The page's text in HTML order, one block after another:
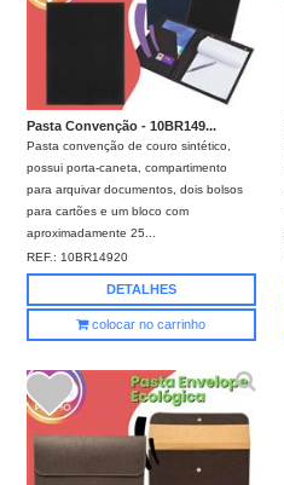
Pasta Convenção - 10BR149...
Pasta convenção de couro sintético,
possui porta-caneta, compartimento
para arquivar documentos, dois bolsos
para cartões e um bloco com
aproximadamente 25...
REF.: 10BR14920
DETALHES
colocar no carrinho